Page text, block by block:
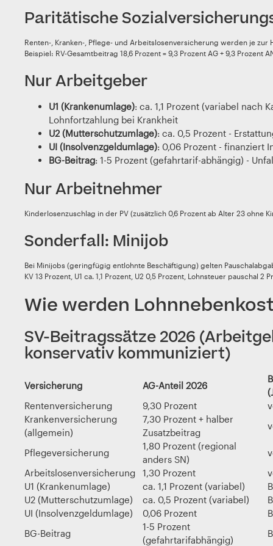
Paritätische
Renten-, Kranken-, Pflege- und Arbeitslosenversicherung werden je zur
Beispiel: RV-Gesamtbeitrag 18,6 Prozent = 9,3 Prozent AG + 9,3 Prozent
Nur Arbeitgeber
U1 (Krankenumlage): ca. 1,1 Prozent (variabel nach
Lohnfortzahlung bei Krankheit
U2 (Mutterschutzumlage): ca. 0,5 Prozent -
UI (Insolvenzgeldumlage): 0,06 Prozent - finanziert
BG-Beitrag: 1-5 Prozent (gefahrtarif-abhängig) -
Nur Arbeitnehmer
Kinderlosenzuschlag in der PV (zusätzlich 0,6 Prozent ab Alter 23 ohne
Sonderfall: Minijob
Bei Minijobs (geringfügig entlohnte Beschäftigung) gelten
KV 13 Prozent, U1 ca. 1,1 Prozent, U2 0,5 Prozent, Lohnsteuer pauschal 2
Wie werden
SV-Beitragssätze 2026
konservativ kommuniziert)
Versicherung AG-Anteil 2026
Rentenversicherung
9,30 Prozent
Krankenversicherung
(allgemein)
7,30 Prozent + halber
Zusatzbeitrag
Pflegeversicherung
1,80 Prozent (regional
anders SN)
Arbeitslosenversicherung
1,30 Prozent
U1 (Krankenumlage)
ca. 1,1 Prozent (variabel)
U2 (Mutterschutzumlage)
ca. 0,5 Prozent (variabel)
UI (Insolvenzgeldumlage)
0,06 Prozent
BG-Beitrag
1-5 Prozent
(gefahrtarifabhängig)